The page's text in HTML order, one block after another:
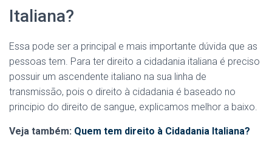
Italiana?
Essa pode ser a principal e mais importante dúvida que as
pessoas tem. Para ter direito a cidadania italiana é preciso
possuir um ascendente italiano na sua linha de
transmissão, pois o direito à cidadania é baseado no
principio do direito de sangue, explicamos melhor a baixo.
Veja também: Quem tem direito à Cidadania Italiana?